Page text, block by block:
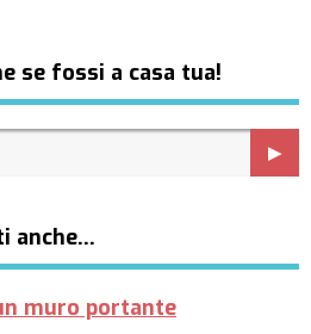
se fossi a casa tua!
anche…
muro portante